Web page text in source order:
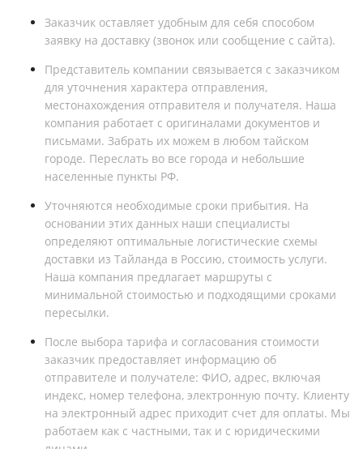
Заказчик оставляет удобным для себя способом
заявку на доставку (звонок или сообщение с сайта).
Представитель компании связывается с заказчиком
для уточнения характера отправления,
местонахождения отправителя и получателя. Наша
компания работает с оригиналами документов и
письмами. Забрать их можем в любом тайском
городе. Переслать во все города и небольшие
населенные пункты РФ.
Уточняются необходимые сроки прибытия. На
основании этих данных наши специалисты
определяют оптимальные логистические схемы
доставки из Тайланда в Россию, стоимость услуги.
Наша компания предлагает маршруты с
минимальной стоимостью и подходящими сроками
пересылки.
После выбора тарифа и согласования стоимости
заказчик предоставляет информацию об
отправителе и получателе: ФИО, адрес, включая
индекс, номер телефона, электронную почту. Клиенту
на электронный адрес приходит счет для оплаты. Мы
работаем как с частными, так и с юридическими